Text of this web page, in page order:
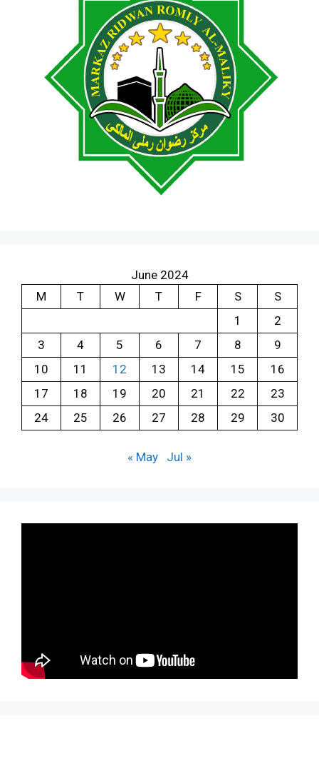
June 2024
M
T W T F S
S
1
2
3
4 5 6 7 8
9
10
11 12 13 14 15
16
17
18 19 20 21 22
23
24
25 26 27 28 29 30
« May Jul »